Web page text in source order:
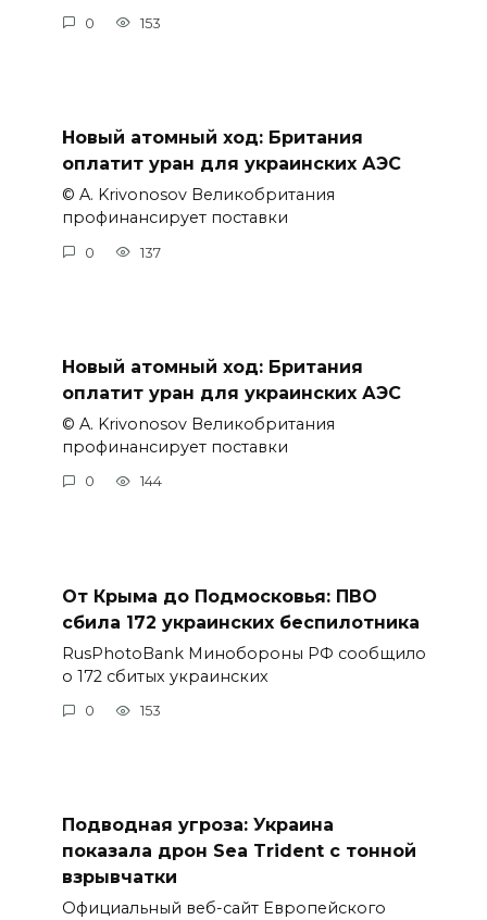
0 153
Новый атомный ход: Британия
оплатит уран для украинских АЭС
© A. Krivonosov Великобритания
профинансирует поставки
0 137
Новый атомный ход: Британия
оплатит уран для украинских АЭС
© A. Krivonosov Великобритания
профинансирует поставки
0 144
От Крыма до Подмосковья: ПВО
сбила 172 украинских беспилотника
RusPhotoBank Минобороны РФ сообщило
о 172 сбитых украинских
0 153
Подводная угроза: Украина
показала дрон Sea Trident с тонной
взрывчатки
Официальный веб-сайт Европейского